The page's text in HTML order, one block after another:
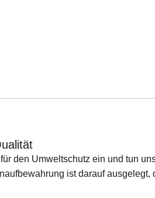
den Umweltschutz ein und tun
ist darauf